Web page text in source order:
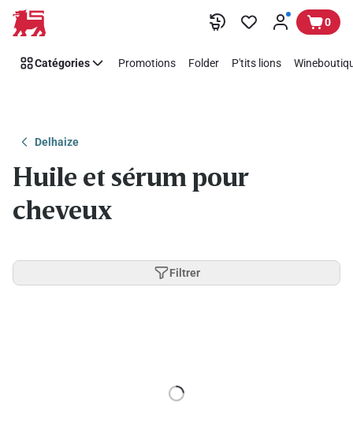
Passer 0
Catégories Promotions Folder P'tits lions
Delhaize
Huile et sérum pour
cheveux
Filtrer